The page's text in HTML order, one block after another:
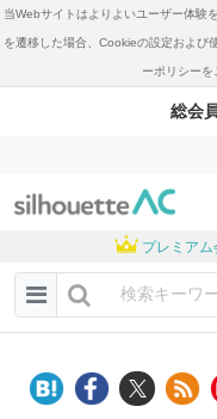
当Webサイトはよりよいユーザー体験
を遷移した場合、Cookieの設定および
ーポリシーを
総会
プレミア